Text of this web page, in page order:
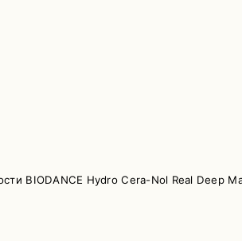
BIODANCE Hydro Cera-Nol Real Deep